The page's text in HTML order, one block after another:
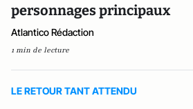
personnages principaux
Atlantico Rédaction
1 min de lecture
LE RETOUR TANT ATTENDU